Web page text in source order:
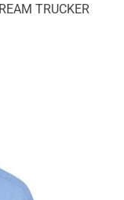
TRUCKER